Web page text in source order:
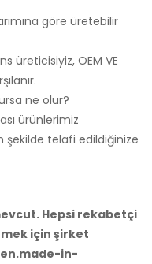
göre üretebilir
üreticisiyiz, OEM VE
ne olur?
ürünlerimiz
şekilde telafi edildiğinize
Hepsi rekabetçi
için şirket
in-